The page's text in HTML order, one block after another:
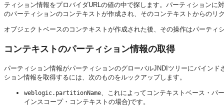
ティション情報をプロバイダURLの値の中で探します。パーティション
のパーティションのコンテキストが作成され、そのコンテキストからの
オブジェクトベースのコンテキストが作成された後、その操作はパーティ
コンテキストのパーティション情報の取得
パーティション情報がパーティションのグローバルJNDIツリーにバイン
ション情報を取得するには、次のものをルックアップします。
weblogic.partitionName、これによってコンテキストベース・パ
インスコープ・コンテキストの場合)です。